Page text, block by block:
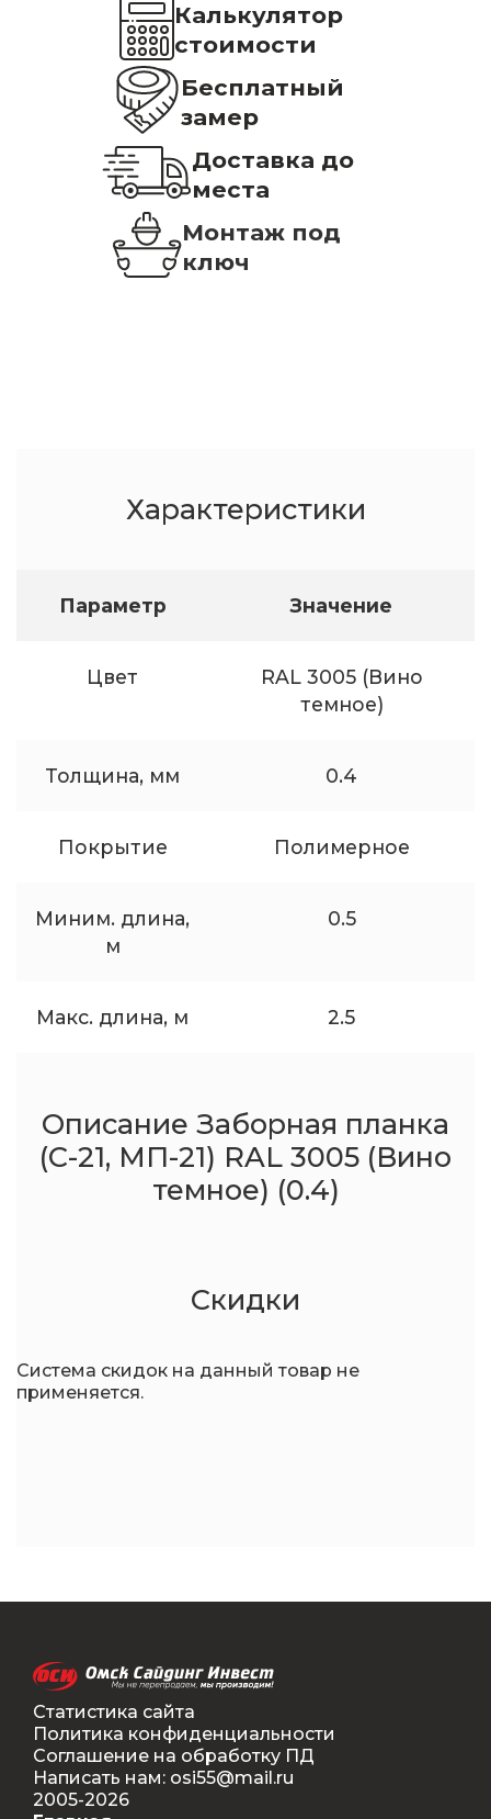
Калькулятор
стоимости
Бесплатный
замер
Доставка до
места
Монтаж под
ключ
Характеристики
Параметр Значение
Цвет
RAL 3005 (Вино
темное)
Толщина, мм 0.4
Покрытие Полимерное
Миним. длина,
м
0.5
Макс. длина, м 2.5
Описание Заборная планка
(С-21, МП-21) RAL 3005 (Вино
темное) (0.4)
Скидки
Система скидок на данный товар не
применяется.
Статистика сайта
Политика конфиденциальности
Соглашение на обработку ПД
Написать нам: osi55@mail.ru
2005-2026